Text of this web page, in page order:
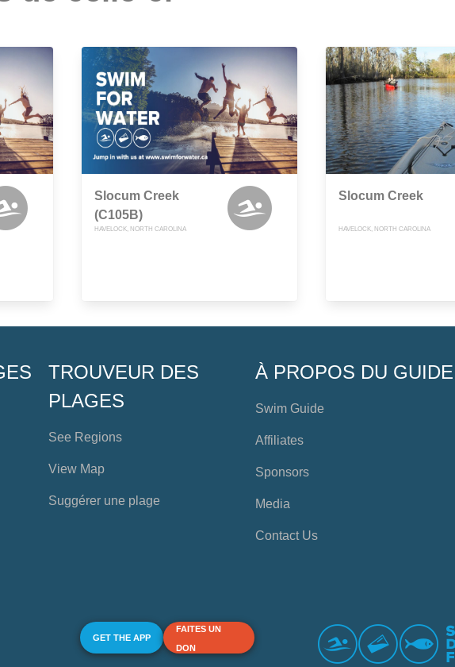
Slocum Creek
(C105B)
HAVELOCK, NORTH CAROLINA
Slocum Creek
HAVELOCK, NORTH CAROLINA
TROUVEUR DES
PLAGES
See Regions
View Map
Suggérer une plage
À PROPOS DU GUIDE
Swim Guide
Affiliates
Sponsors
Media
Contact Us
GET THE APP
FAITES UN
DON